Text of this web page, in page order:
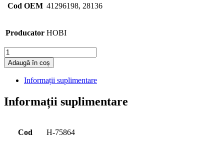
Cod OEM 41296198, 28136
Producator HOBI
Cantitate
Adaugă în coș
Informații suplimentare
Informații suplimentare
Cod H-75864